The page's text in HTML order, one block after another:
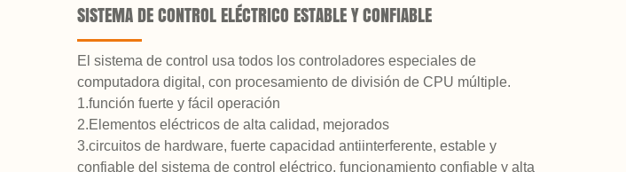
SISTEMA DE CONTROL ELÉCTRICO ESTABLE Y CONFIABLE
El sistema de control usa todos los controladores especiales de
computadora digital, con procesamiento de división de CPU múltiple.
1.función fuerte y fácil operación
2.Elementos eléctricos de alta calidad, mejorados
3.circuitos de hardware, fuerte capacidad antiinterferente, estable y
confiable del sistema de control eléctrico, funcionamiento confiable y alta